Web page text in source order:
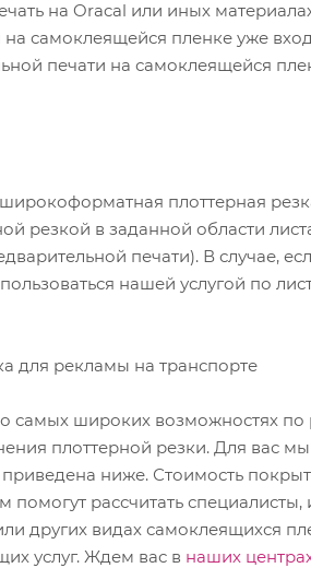
на Oracal или иных
самоклеящейся пленке уже
печати на самоклеящейся
плоттерная
резкой в заданной области
печати). В случае,
нашей услугой по
для рекламы на транспорте
самых широких возможностях
плоттерной резки. Для вас
ниже. Стоимость
рассчитать
других видах самоклеящихся
услуг. Ждем вас в наших